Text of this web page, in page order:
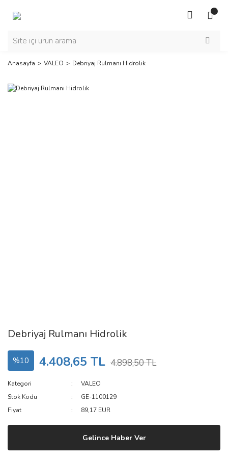
Anasayfa VALEO Debriyaj Rulmanı Hidrolik
Debriyaj Rulmanı Hidrolik
%10 4.408,65 TL 4.898,50 TL
Kategori
VALEO
Stok Kodu
GE-1100129
Fiyat
89,17 EUR
Gelince Haber Ver